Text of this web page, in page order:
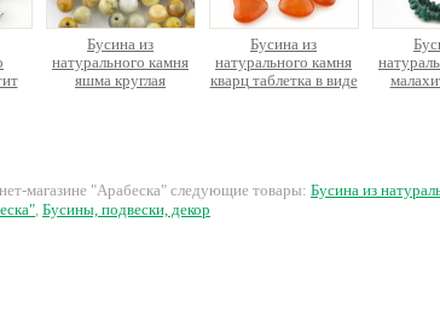
275 руб.
Бусина из
натурального камня
яшма круглая
Бусина из
натурального камня
кварц таблетка в виде
магазине "Арабеска" следующие товары: Бусина из
, Бусины, подвески, декор